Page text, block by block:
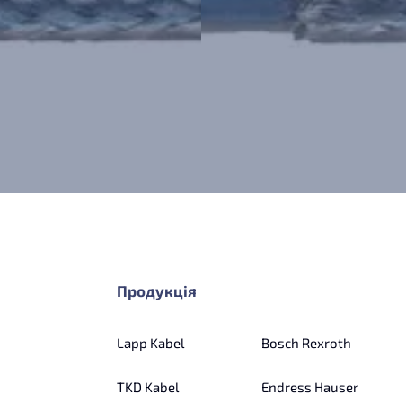
Продукція
Lapp Kabel Bosch Rexroth
TKD Kabel Endress Hauser